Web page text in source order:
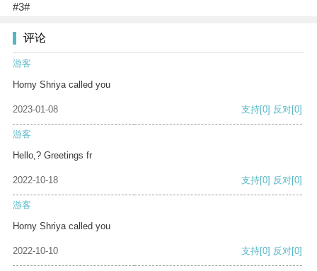
#3#
评论
游客
Horny Shriya called you
2023-01-08 支持[0] 反对[0]
游客
Hello,? Greetings fr
2022-10-18 支持[0] 反对[0]
游客
Horny Shriya called you
2022-10-10 支持[0] 反对[0]